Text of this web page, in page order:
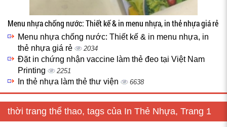
Menu nhựa chống nước: Thiết kế & in menu nhựa, in thẻ nhựa giá rẻ
Menu nhựa chống nước: Thiết kế & in menu nhựa, in
thẻ nhựa giá rẻ
2034
Đặt in chứng nhận vaccine làm thẻ đeo tại Việt Nam
Printing
2251
In thẻ nhựa làm thẻ thư viện 6638
thời trang thể thao, tags của In Thẻ Nhựa, Trang 1